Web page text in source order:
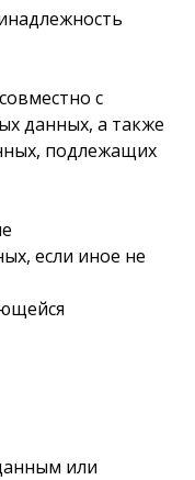
с
данных, а также
подлежащих
если иное не
или